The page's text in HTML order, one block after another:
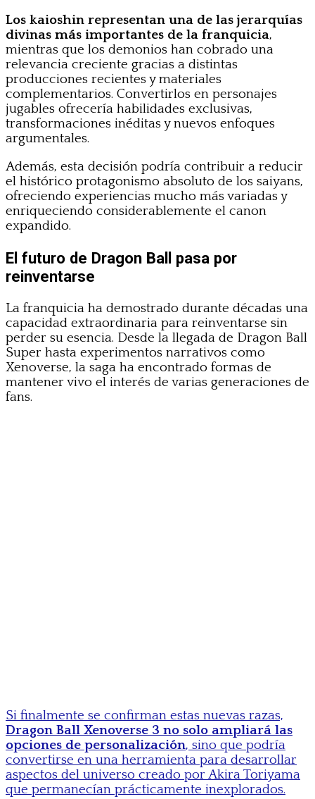
Los kaioshin representan una de las jerarquías
divinas más importantes de la franquicia,
mientras que los demonios han cobrado una
relevancia creciente gracias a distintas
producciones recientes y materiales
complementarios. Convertirlos en personajes
jugables ofrecería habilidades exclusivas,
transformaciones inéditas y nuevos enfoques
argumentales.
Además, esta decisión podría contribuir a reducir
el histórico protagonismo absoluto de los saiyans,
ofreciendo experiencias mucho más variadas y
enriqueciendo considerablemente el canon
expandido.
El futuro de Dragon Ball pasa por
reinventarse
La franquicia ha demostrado durante décadas una
capacidad extraordinaria para reinventarse sin
perder su esencia. Desde la llegada de Dragon Ball
Super hasta experimentos narrativos como
Xenoverse, la saga ha encontrado formas de
mantener vivo el interés de varias generaciones de
fans.
Si finalmente se confirman estas nuevas razas,
Dragon Ball Xenoverse 3 no solo ampliará las
opciones de personalización, sino que podría
convertirse en una herramienta para desarrollar
aspectos del universo creado por Akira Toriyama
que permanecían prácticamente inexplorados.